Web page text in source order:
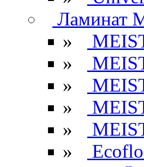
Ламинат
»
»
»
»
»
»